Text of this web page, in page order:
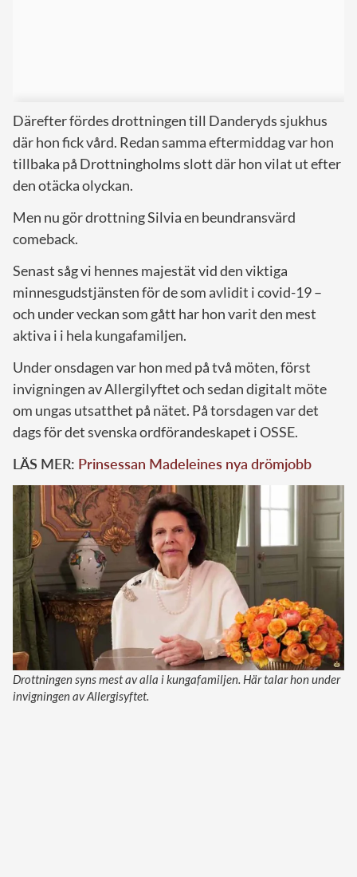
Därefter fördes drottningen till Danderyds sjukhus
där hon fick vård. Redan samma eftermiddag var hon
tillbaka på Drottningholms slott där hon vilat ut efter
den otäcka olyckan.
Men nu gör drottning Silvia en beundransvärd
comeback.
Senast såg vi hennes majestät vid den viktiga
minnesgudstjänsten för de som avlidit i covid-19 –
och under veckan som gått har hon varit den mest
aktiva i i hela kungafamiljen.
Under onsdagen var hon med på två möten, först
invigningen av Allergilyftet och sedan digitalt möte
om ungas utsatthet på nätet. På torsdagen var det
dags för det svenska ordförandeskapet i OSSE.
LÄS MER: Prinsessan Madeleines nya drömjobb
Drottningen syns mest av alla i kungafamiljen. Här talar hon under
invigningen av Allergisyftet.